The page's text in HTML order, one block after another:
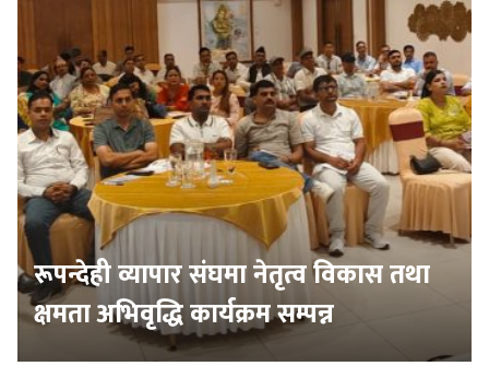
रूपन्देही व्यापार संघमा नेतृत्व विकास तथा
क्षमता अभिवृद्धि कार्यक्रम सम्पन्न